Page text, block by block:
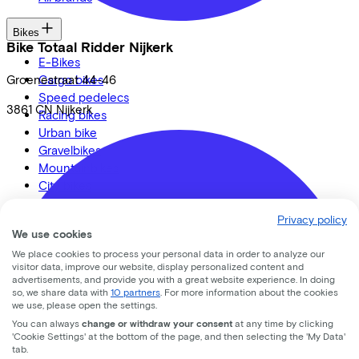
Bike Totaal Ridder Nijkerk
Groenestraat 44-46
3861 CN Nijkerk
Bikes
E-Bikes
Cargo bikes
Speed pedelecs
Racing bikes
Urban bike
Gravelbikes
Mountainbikes
City bikes
Adapted bikes
LinkedIn Instagram Facebook
English
Back to top
Privacy policy
We use cookies
We place cookies to process your personal data in order to analyze our
visitor data, improve our website, display personalized content and
advertisements, and provide you with a great website experience. In doing
so, we share data with 10 partners . For more information about the cookies
we use, please open the settings.
You can always change or withdraw your consent at any time by clicking
'Cookie Settings' at the bottom of the page, and then selecting the 'My Data'
tab.